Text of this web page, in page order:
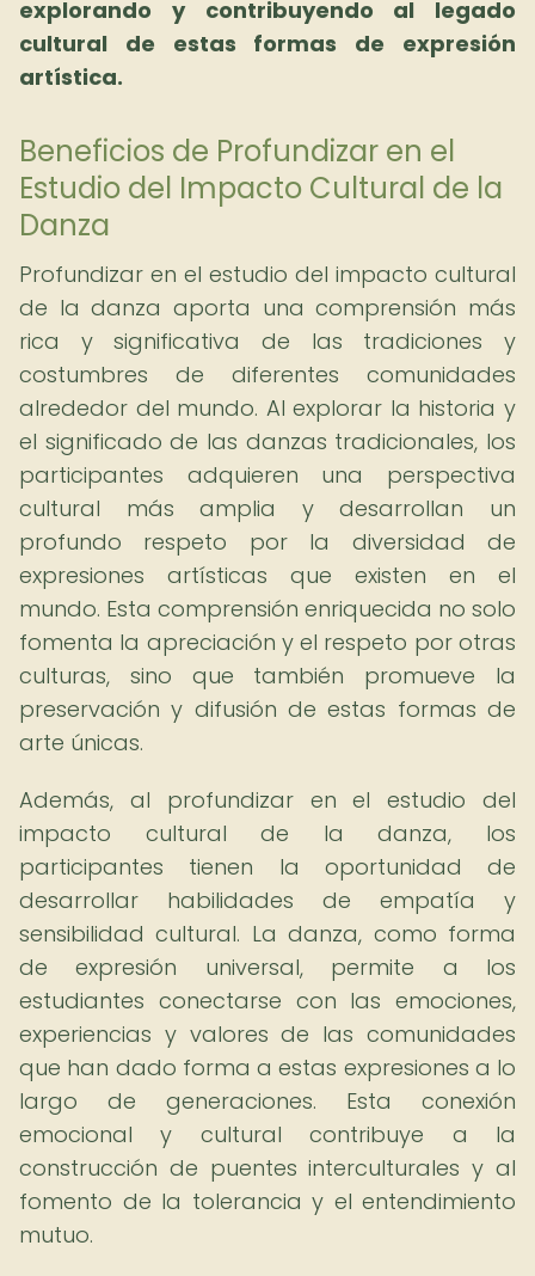
explorando y contribuyendo al legado
cultural de estas formas de expresión
artística.
Beneficios de Profundizar en el
Estudio del Impacto Cultural de la
Danza
Profundizar en el estudio del impacto cultural
de la danza aporta una comprensión más
rica y significativa de las tradiciones y
costumbres de diferentes comunidades
alrededor del mundo. Al explorar la historia y
el significado de las danzas tradicionales, los
participantes adquieren una perspectiva
cultural más amplia y desarrollan un
profundo respeto por la diversidad de
expresiones artísticas que existen en el
mundo. Esta comprensión enriquecida no solo
fomenta la apreciación y el respeto por otras
culturas, sino que también promueve la
preservación y difusión de estas formas de
arte únicas.
Además, al profundizar en el estudio del
impacto cultural de la danza, los
participantes tienen la oportunidad de
desarrollar habilidades de empatía y
sensibilidad cultural. La danza, como forma
de expresión universal, permite a los
estudiantes conectarse con las emociones,
experiencias y valores de las comunidades
que han dado forma a estas expresiones a lo
largo de generaciones. Esta conexión
emocional y cultural contribuye a la
construcción de puentes interculturales y al
fomento de la tolerancia y el entendimiento
mutuo.